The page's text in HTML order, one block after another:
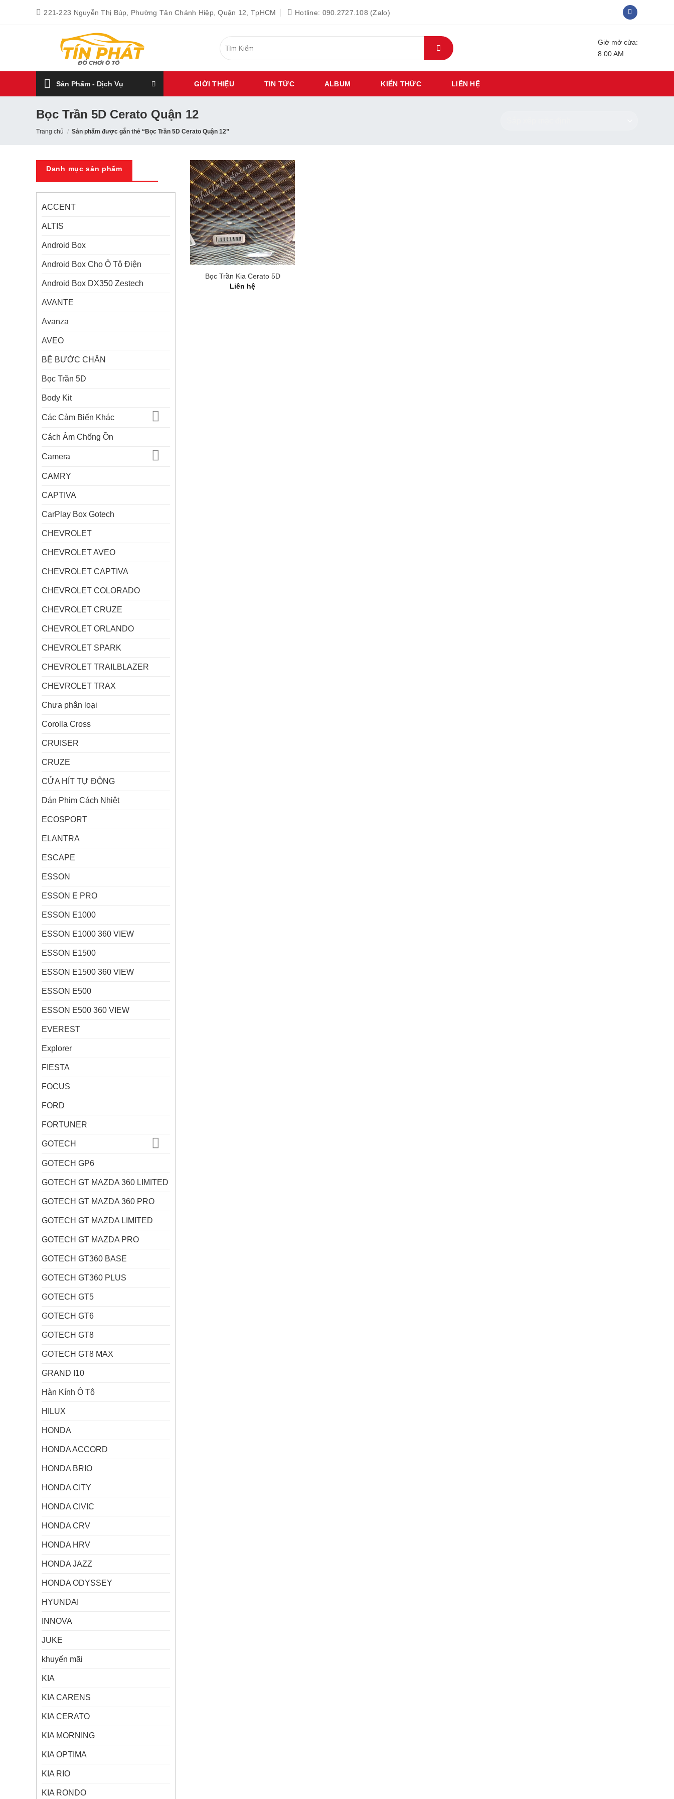
221-223 Nguyễn Thị Búp, Phường Tân Chánh Hiệp, Quận 12, TpHCM Hotline: 090.2727.108 (Zalo)
kiếm:
Giờ mở cửa:
8:00 AM
Sản Phẩm - Dịch Vụ GIỚI THIỆU TIN TỨC ALBUM KIẾN THỨC LIÊN HỆ
Bọc Trần 5D Cerato Quận 12
Trang chủ / Sản phẩm được gắn thẻ “Bọc Trần 5D Cerato Quận 12”
Danh mục sản phẩm
ACCENT
ALTIS
Android Box
Android Box Cho Ô Tô Điện
Android Box DX350 Zestech
AVANTE
Avanza
AVEO
BỆ BƯỚC CHÂN
Bọc Trần 5D
Body Kit
Các Cảm Biến Khác
Cách Âm Chống Ồn
Camera
CAMRY
CAPTIVA
CarPlay Box Gotech
CHEVROLET
CHEVROLET AVEO
CHEVROLET CAPTIVA
CHEVROLET COLORADO
CHEVROLET CRUZE
CHEVROLET ORLANDO
CHEVROLET SPARK
CHEVROLET TRAILBLAZER
CHEVROLET TRAX
Chưa phân loại
Corolla Cross
CRUISER
CRUZE
CỬA HÍT TỰ ĐỘNG
Dán Phim Cách Nhiệt
ECOSPORT
ELANTRA
ESCAPE
ESSON
ESSON E PRO
ESSON E1000
ESSON E1000 360 VIEW
ESSON E1500
ESSON E1500 360 VIEW
ESSON E500
ESSON E500 360 VIEW
EVEREST
Explorer
FIESTA
FOCUS
FORD
FORTUNER
GOTECH
GOTECH GP6
GOTECH GT MAZDA 360 LIMITED
GOTECH GT MAZDA 360 PRO
GOTECH GT MAZDA LIMITED
GOTECH GT MAZDA PRO
GOTECH GT360 BASE
GOTECH GT360 PLUS
GOTECH GT5
GOTECH GT6
GOTECH GT8
GOTECH GT8 MAX
GRAND I10
Hàn Kính Ô Tô
HILUX
HONDA
HONDA ACCORD
HONDA BRIO
HONDA CITY
HONDA CIVIC
HONDA CRV
HONDA HRV
HONDA JAZZ
HONDA ODYSSEY
HYUNDAI
INNOVA
JUKE
khuyến mãi
KIA
KIA CARENS
KIA CERATO
KIA MORNING
KIA OPTIMA
KIA RIO
KIA RONDO
Bọc Trần Kia Cerato 5D
Liên hệ